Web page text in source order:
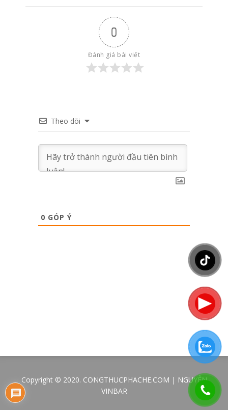
0
Đánh giá bài viết
Theo dõi
0 GÓP Ý
Copyright © 2020. CONGTHUCPHACHE.COM | NGUYÊN
VINBAR